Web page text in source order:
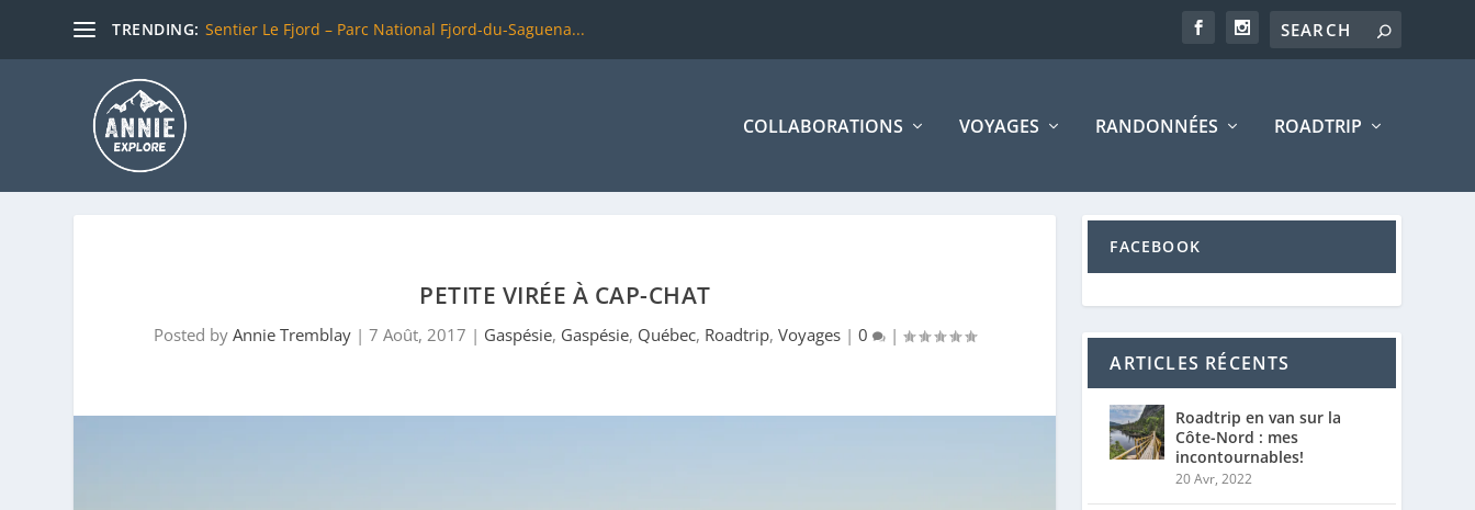
TRENDING: Sentier Le Fjord – Parc National Fjord-du-Saguena...
COLLABORATIONS VOYAGES RANDONNÉES ROADTRIP
PETITE VIRÉE À CAP-CHAT
Posted byAnnie Tremblay |7 Août, 2017 | Gaspésie, Gaspésie, Québec, Roadtrip,Voyages |0 |
FACEBOOK
ARTICLES RÉCENTS
Roadtrip en van sur la
Côte-Nord : mes
incontournables!
20 Avr, 2022